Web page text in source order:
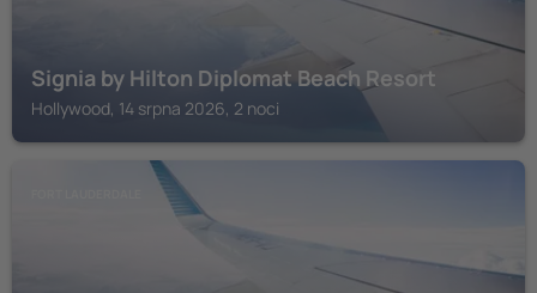
Signia by Hilton Diplomat Beach Resort
Hollywood, 14 srpna 2026, 2 noci